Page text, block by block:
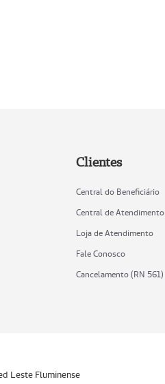
Clientes
Central do Beneficiário
Central de Atendimento
Loja de Atendimento
Fale Conosco
Cancelamento (RN 561)
Leste Fluminense